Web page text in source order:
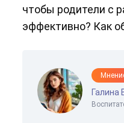
чтобы родители с
эффективно? Как
Галина